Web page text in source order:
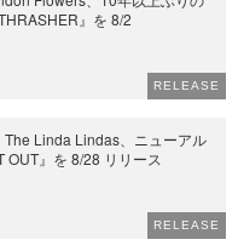
』を 8/2
RELEASE
The Linda Lindas、ニューアル
OUT』を 8/28 リリース
RELEASE